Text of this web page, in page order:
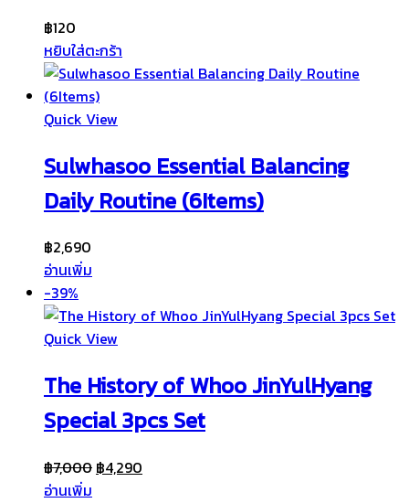
฿120
หยิบใส่ตะกร้า
Quick View
Sulwhasoo Essential Balancing
Daily Routine (6Items)
฿2,690
อ่านเพิ่ม
-39%
Quick View
The History of Whoo JinYulHyang
Special 3pcs Set
฿7,000 Original
฿4,290
อ่านเพิ่ม